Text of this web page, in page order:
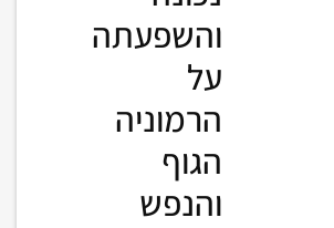
והשפעתה
על
הרמוניה
הגוף
והנפש